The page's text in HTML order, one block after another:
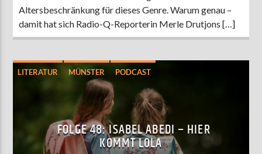
Altersbeschränkung für dieses Genre. Warum genau –
damit hat sich Radio-Q-Reporterin Merle Drutjons […]
LITERATUR MÜNSTER PODCAST
FOLGE 48: ISABEL ABEDI – HIER
KOMMT LOLA